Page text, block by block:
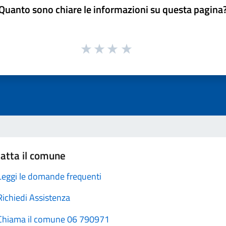
sono chiare le informazioni su questa
il comune
le domande frequenti
Assistenza
il comune 06 790971